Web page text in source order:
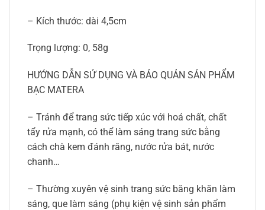
– Kích thước: dài 4,5cm
Trọng lượng: 0, 58g
HƯỚNG DẪN SỬ DỤNG VÀ BẢO QUẢN SẢN PHẨM
BẠC MATERA
– Tránh để trang sức tiếp xúc với hoá chất, chất
tẩy rửa mạnh, có thể làm sáng trang sức bằng
cách chà kem đánh răng, nước rửa bát, nước
chanh…
– Thường xuyên vệ sinh trang sức băng khăn làm
sáng, que làm sáng (phụ kiện vệ sinh sản phẩm